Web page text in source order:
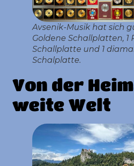
Avsenik-Musik hat sich
Goldene Schallplatten, 1
Schallplatte und 1
Schalplatte.
Von der
weite Welt